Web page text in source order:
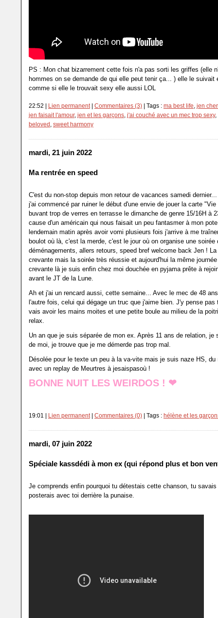
PS : Mon chat bizarrement cette fois n'a pas sorti les griffes (elle
hommes on se demande de qui elle peut tenir ça... ) elle le suivait
comme si elle le trouvait sexy elle aussi LOL
22:52 | Lien permanent| Commentaires (3) | Tags : ma best life, jen
jen faisait l'amour, jen et les garçons, j'ai couché avec un mec trop sexy,
beloved , sweet harmony
mardi, 21 juin 2022
Ma rentrée en speed
C'est du non-stop depuis mon retour de vacances samedi
j'ai commencé par ruiner le début d'une envie de jouer la carte "Vie
buvant trop de verres en terrasse le dimanche de genre 15/16H à
cause d'un américain qui nous faisait un peu fantasmer à mon
lendemain matin après avoir vomi plusieurs fois j'arrive à me
boulot où là, c'est la merde, c'est le jour où on organise une soirée
déménagements, allers retours, speed bref welcome back Jen !
crevante mais la soirée très réussie et aujourd'hui la même
crevante là je suis enfin chez moi douchée en pyjama prête à
avant le JT de la Lune.
Ah et j'ai un rencard aussi, cette semaine... Avec le mec de 48
l'autre fois, celui qui dégage un truc que j'aime bien. J'y pense pas
vais avoir les mains moites et une petite boule au milieu de la
relax.
Un an que je suis séparée de mon ex. Après 11 ans de relation, je
de moi, je trouve que je me démerde pas trop mal.
Désolée pour le texte un peu à la va-vite mais je suis naze HS, du
avec un replay de Meurtres à jesaispasoù !
BONNE NUIT LES WEIRDOS ! ❤︎
19:01 | Lien permanent| Commentaires (0) | Tags : hélène et les
mardi, 07 juin 2022
Spéciale kassdédi à mon ex (qui répond plus et bon
Je comprends enfin pourquoi tu détestais cette chanson, tu savais
posterais avec toi derrière la punaise.